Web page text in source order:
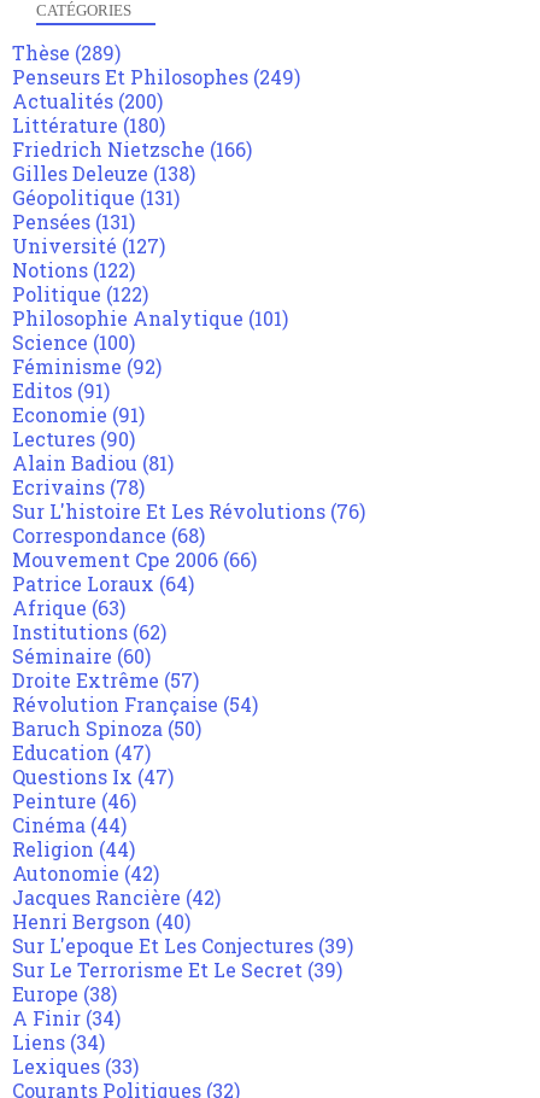
CATÉGORIES
Thèse (289)
Penseurs Et Philosophes (249)
Actualités (200)
Littérature (180)
Friedrich Nietzsche (166)
Gilles Deleuze (138)
Géopolitique (131)
Pensées (131)
Université (127)
Notions (122)
Politique (122)
Philosophie Analytique (101)
Science (100)
Féminisme (92)
Editos (91)
Economie (91)
Lectures (90)
Alain Badiou (81)
Ecrivains (78)
Sur L'histoire Et Les Révolutions (76)
Correspondance (68)
Mouvement Cpe 2006 (66)
Patrice Loraux (64)
Afrique (63)
Institutions (62)
Séminaire (60)
Droite Extrême (57)
Révolution Française (54)
Baruch Spinoza (50)
Education (47)
Questions Ix (47)
Peinture (46)
Cinéma (44)
Religion (44)
Autonomie (42)
Jacques Rancière (42)
Henri Bergson (40)
Sur L'epoque Et Les Conjectures (39)
Sur Le Terrorisme Et Le Secret (39)
Europe (38)
A Finir (34)
Liens (34)
Lexiques (33)
Courants Politiques (32)